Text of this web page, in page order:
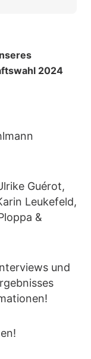
2024
Guérot,
Leukefeld,
&
und